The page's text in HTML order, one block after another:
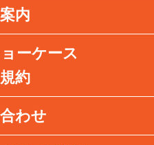
内
ーケース
約
わせ